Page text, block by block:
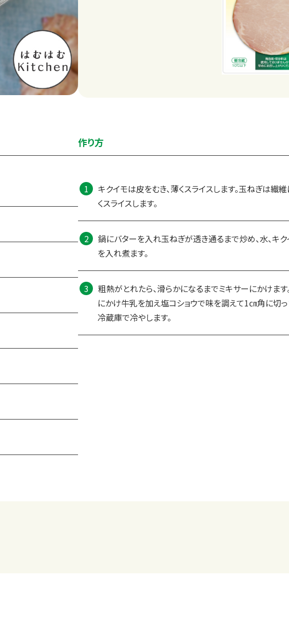
作り方
キクイモは皮をむき、薄くスライスします。玉ねぎは繊
くスライスします。
鍋にバターを入れ玉ねぎが透き通るまで炒め、水、キク
を入れ煮ます。
粗熱がとれたら、滑らかになるまでミキサーにかけます
にかけ牛乳を加え塩コショウで味を調えて1㎝角に切
冷蔵庫で冷やします。